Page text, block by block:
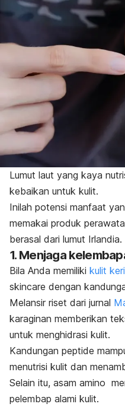
Lumut laut yang kaya
kebaikan untuk kulit.
Inilah potensi manfaat
memakai produk
berasal dari lumut Irlandia.
1. Menjaga
Bila Anda memiliki kulit
skincare dengan
Melansir riset dari jurnal
karaginan memberikan
untuk menghidrasi kulit.
Kandungan peptide
menutrisi kulit dan
Selain itu, asam amino
pelembap alami kulit.